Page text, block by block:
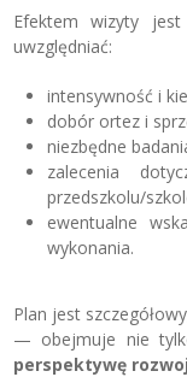
Efektem wizyty
uwzględniać:
intensywność i
dobór ortez i
niezbędne
zalecenia
przedszkolu/
ewentualne
wykonania.
Plan jest
— obejmuje nie
perspektywę